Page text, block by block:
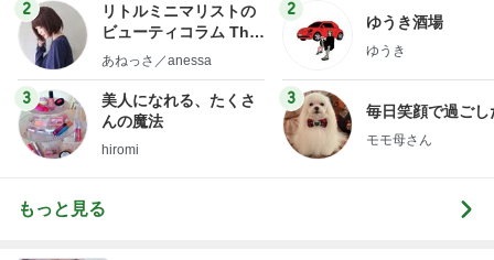
2
リトルミニマリストの
ビューティコラム The
little minimalist's bea
あねっさ／anessa
3
美人になれる、たくさ
んの魔法
hiromi
2
ゆうき酒場
ゆうき
3
毎日笑顔で過ごし
モモ母さん
もっと見る